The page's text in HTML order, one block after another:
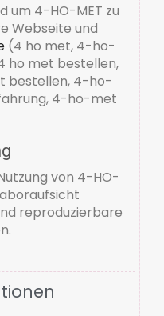
um 4-HO-MET zu
Webseite und
(4 ho met, 4-ho-
ho met bestellen,
bestellen, 4-ho-
4-ho-met
von 4-HO-
reproduzierbare